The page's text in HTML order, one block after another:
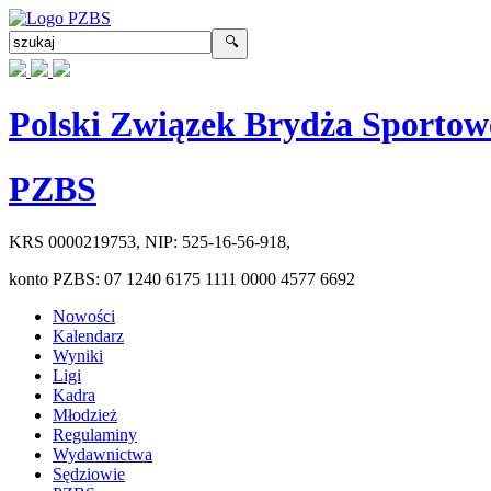
Polski Związek Brydża
PZBS
KRS 0000219753, NIP: 525-16-56-918,
konto PZBS: 07 1240 6175 1111 0000 4577 6692
Nowości
Kalendarz
Wyniki
Ligi
Kadra
Młodzież
Regulaminy
Wydawnictwa
Sędziowie